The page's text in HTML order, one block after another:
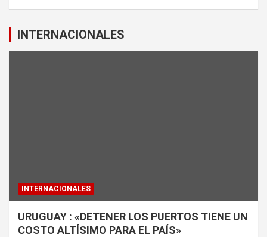
INTERNACIONALES
INTERNACIONALES
URUGUAY : «DETENER LOS PUERTOS TIENE UN
COSTO ALTÍSIMO PARA EL PAÍS»